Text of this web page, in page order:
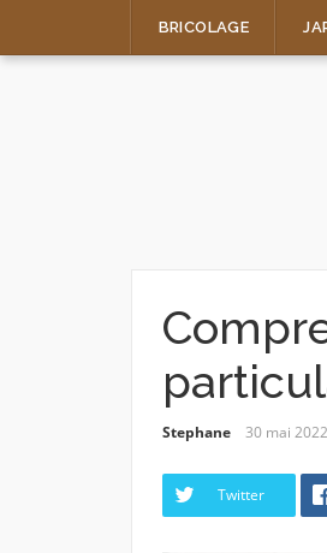
BRICOLAGE
Stephane 30 mai 2022
Twitter